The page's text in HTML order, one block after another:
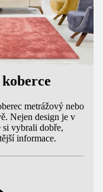
metrážový nebo
Nejen design je v
si vybrali dobře,
informace.